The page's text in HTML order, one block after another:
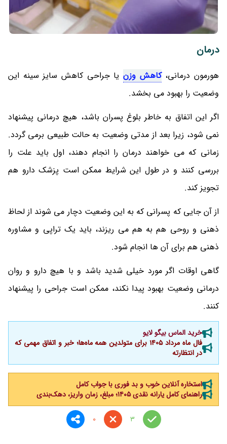
درمان
هورمون درمانی،کاهش وزن یا جراحی کاهش سایز سینه این
وضعیت را بهبود می‌ بخشد.
اگر این اتفاق به خاطر بلوغ پسران باشد، هیچ درمانی پیشنهاد
نمی شود، زیرا بعد از مدتی وضعیت به حالت طبیعی برمی‌ گردد.
زمانی که می‌ خواهند درمان را انجام دهند، اول باید علت را
بررسی کنند‌ و در طول این شرایط ممکن است پزشک دارو هم
تجویز کند.
از آن جایی که پسرانی که به این وضعیت دچار می‌ شوند از لحاظ
ذهنی و روحی هم به هم می ریزند، باید یک تراپی و مشاوره
ذهنی هم برای آن ها انجام شود.
گاهی اوقات اگر مورد خیلی شدید باشد و با هیچ دارو و روان
درمانی وضعیت بهبود پیدا نکند، ممکن است جراحی را پیشنهاد
کنند.
خرید الماس بیگو لایو
فال ماه مرداد 1405 برای متولدین همه ماه‌ها؛ خبر و اتفاق مهمی که
در انتظارته
استخاره آنلاین خوب و بد فوری با جواب کامل
راهنمای کامل یارانه نقدی ۱۴۰۵؛ مبلغ، زمان واریز، دهک‌بندی
3
0